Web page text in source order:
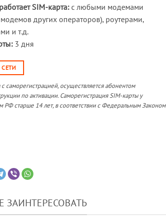
SIM-карта:с любыми модемами
других операторов), роутерами,
и т.д.
3 дня
саморегистрацией, осуществляется абонентом
по активации. Саморегистрация SIM-карты у
РФ старше 14 лет, в соответствии с Федеральным Законом
ЗАИНТЕРЕСОВАТЬ